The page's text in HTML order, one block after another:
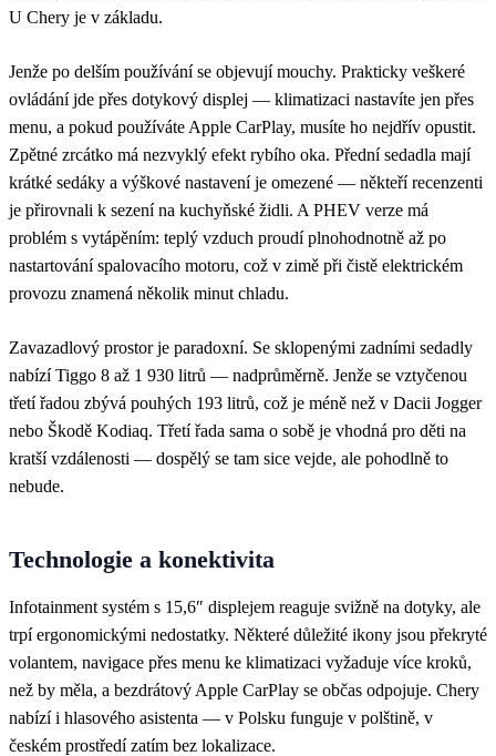
U Chery je v základu.
Jenže po delším používání se objevují mouchy. Prakticky veškeré
ovládání jde přes dotykový displej — klimatizaci nastavíte jen přes
menu, a pokud používáte Apple CarPlay, musíte ho nejdřív opustit.
Zpětné zrcátko má nezvyklý efekt rybího oka. Přední sedadla mají
krátké sedáky a výškové nastavení je omezené — někteří recenzenti
je přirovnali k sezení na kuchyňské židli. A PHEV verze má
problém s vytápěním: teplý vzduch proudí plnohodnotně až po
nastartování spalovacího motoru, což v zimě při čistě elektrickém
provozu znamená několik minut chladu.
Zavazadlový prostor je paradoxní. Se sklopenými zadními sedadly
nabízí Tiggo 8 až 1 930 litrů — nadprůměrně. Jenže se vztyčenou
třetí řadou zbývá pouhých 193 litrů, což je méně než v Dacii Jogger
nebo Škodě Kodiaq. Třetí řada sama o sobě je vhodná pro děti na
kratší vzdálenosti — dospělý se tam sice vejde, ale pohodlně to
nebude.
Technologie a konektivita
Infotainment systém s 15,6″ displejem reaguje svižně na dotyky, ale
trpí ergonomickými nedostatky. Některé důležité ikony jsou překryté
volantem, navigace přes menu ke klimatizaci vyžaduje více kroků,
než by měla, a bezdrátový Apple CarPlay se občas odpojuje. Chery
nabízí i hlasového asistenta — v Polsku funguje v polštině, v
českém prostředí zatím bez lokalizace.